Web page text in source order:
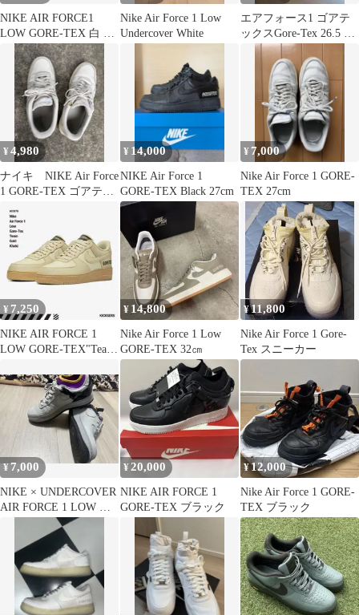
NIKE AIR FORCE1
LOW GORE-TEX 白 ナ
イキエアフォース
Nike Air Force 1 Low
Undercover White
エアフォース1 ゴアテ
ックスGore-Tex 26.5 最
終価格です。
¥4,980
ナイキ NIKE Air Force
1 GORE-TEX ゴアテッ
¥ 14,000
NIKE Air Force 1
GORE-TEX Black 27cm
¥ 7,000
Nike Air Force 1 GORE-
TEX 27cm
¥ 7,250
NIKE AIR FORCE 1
LOW GORE-TEX"Team
¥ 14,800
Nike Air Force 1 Low
GORE-TEX 32㎝
¥11,800
Nike Air Force 1 Gore-
Tex スニーカー
¥7,000
NIKE × UNDERCOVER
AIR FORCE 1 LOW グ
¥20,000
NIKE AIR FORCE 1
GORE-TEX ブラック
¥12,000
Nike Air Force 1 GORE-
TEX ブラック